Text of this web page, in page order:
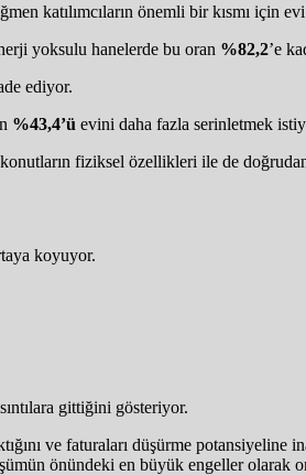
katılımcıların önemli bir kısmı
yoksulu hanelerde bu oran %82,2’e
ediyor.
%43,4’ü evini daha fazla serinletmek
fiziksel özellikleri ile de
koyuyor.
gittiğini gösteriyor.
ve faturaları düşürme potansiyeline
önündeki en büyük engeller olarak